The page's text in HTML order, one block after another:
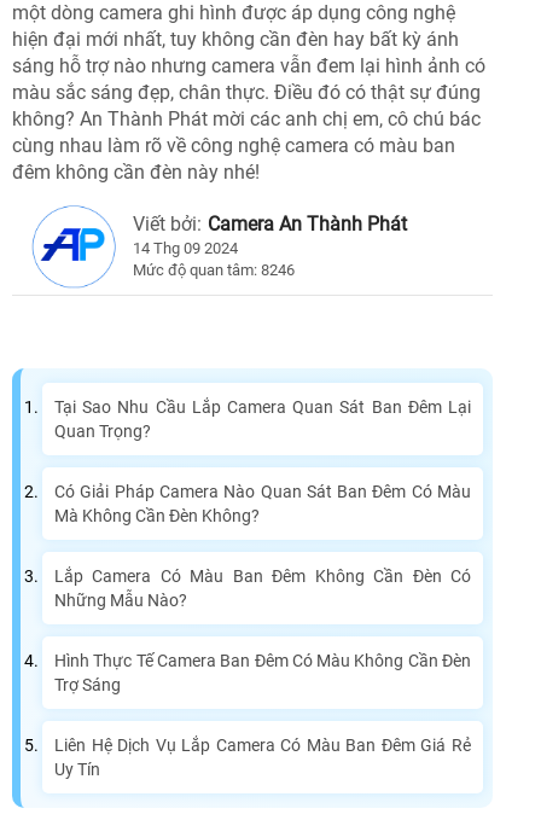
một dòng camera ghi hình được áp dụng công nghệ
hiện đại mới nhất, tuy không cần đèn hay bất kỳ ánh
sáng hỗ trợ nào nhưng camera vẫn đem lại hình ảnh có
màu sắc sáng đẹp, chân thực. Điều đó có thật sự đúng
không? An Thành Phát mời các anh chị em, cô chú bác
cùng nhau làm rõ về công nghệ camera có màu ban
đêm không cần đèn này nhé!
Viết bởi: Camera An Thành Phát
14 Thg 09 2024
Mức độ quan tâm: 8246
Tại Sao Nhu Cầu Lắp Camera Quan Sát Ban Đêm Lại
Quan Trọng?
Có Giải Pháp Camera Nào Quan Sát Ban Đêm Có Màu
Mà Không Cần Đèn Không?
Lắp Camera Có Màu Ban Đêm Không Cần Đèn Có
Những Mẫu Nào?
Hình Thực Tế Camera Ban Đêm Có Màu Không Cần Đèn
Trợ Sáng
Liên Hệ Dịch Vụ Lắp Camera Có Màu Ban Đêm Giá Rẻ
Uy Tín